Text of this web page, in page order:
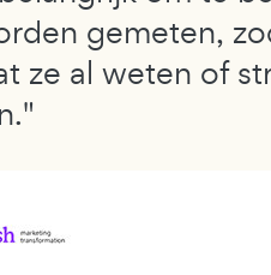
gemeten,
ze al weten of